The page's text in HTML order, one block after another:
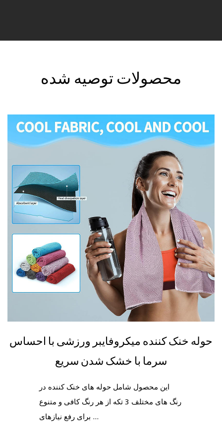
محصولات توصیه شده
حوله خنک کننده میکروفایبر ورزشی با احساس
سرما با خشک شدن سریع
این محصول شامل حوله های خنک کننده در
رنگ های مختلف 3 تکه از هر رنگ کافی و متنوع
برای رفع نیازهای ...